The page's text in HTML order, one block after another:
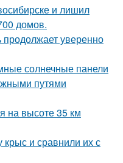
и лишил
домов.
уверенно
солнечные панели
путями
на высоте 35 км
и сравнили их с